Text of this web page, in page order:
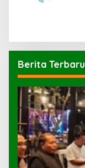
Berita Terbaru